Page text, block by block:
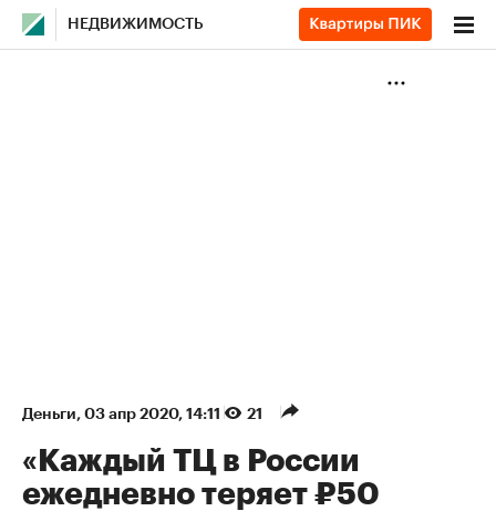
НЕДВИЖИМОСТЬ
Деньги⁠, 03 апр 2020, 14:11 21
«Каждый ТЦ в России
ежедневно теряет ₽50